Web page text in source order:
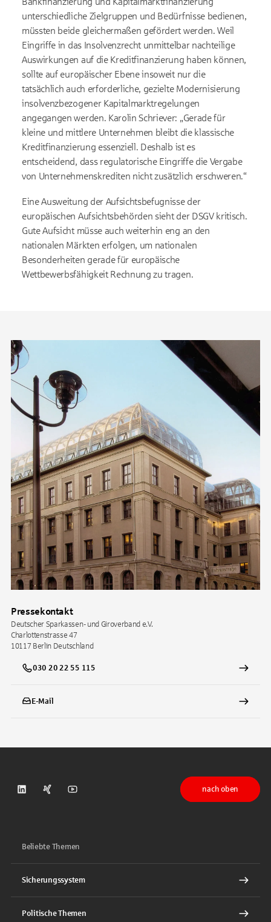
unterschiedliche Zielgruppen und Bedürfnisse bedienen,
müssten beide gleichermaßen gefördert werden. Weil
Eingriffe in das Insolvenzrecht unmittelbar nachteilige
Auswirkungen auf die Kreditfinanzierung haben können,
sollte auf europäischer Ebene insoweit nur die
tatsächlich auch erforderliche, gezielte Modernisierung
insolvenzbezogener Kapitalmarktregelungen
angegangen werden. Karolin Schriever: „Gerade für
kleine und mittlere Unternehmen bleibt die klassische
Kreditfinanzierung essenziell. Deshalb ist es
entscheidend, dass regulatorische Eingriffe die Vergabe
von Unternehmenskrediten nicht zusätzlich erschweren.“
Eine Ausweitung der Aufsichtsbefugnisse der
europäischen Aufsichtsbehörden sieht der DSGV kritisch.
Gute Aufsicht müsse auch weiterhin eng an den
nationalen Märkten erfolgen, um nationalen
Besonderheiten gerade für europäische
Wettbewerbsfähigkeit Rechnung zu tragen.
Pressekontakt
Deutscher Sparkassen- und Giroverband e.V.
Charlottenstrasse 47
10117 Berlin Deutschland
030 20 22 55 115
E-Mail
DSGV auf LinkedIn
DSGV auf XingDSGV auf Youtube
nach oben
Beliebte Themen
Sicherungssystem
Politische Themen